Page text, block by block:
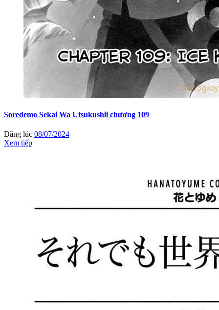
Soredemo Sekai Wa Utsukushii chương 109
Đăng lúc 08/07/2024
Xem tiếp